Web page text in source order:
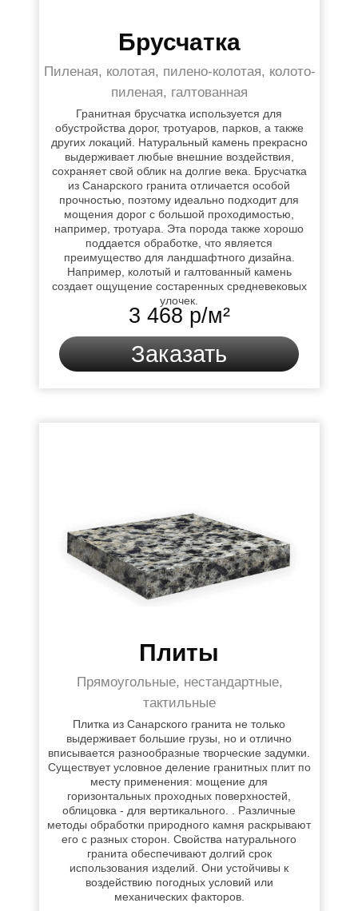
Заказать
Брусчатка
Гранитная брусчатка используется для
обустройства дорог, тротуаров, парков, а также
других локаций. Натуральный камень прекрасно
выдерживает любые внешние воздействия,
сохраняет свой облик на долгие века. Брусчатка
из Санарского гранита отличается особой
прочностью, поэтому идеально подходит для
мощения дорог с большой проходимостью,
например, тротуара. Эта порода также хорошо
поддается обработке, что является
преимущество для ландшафтного дизайна.
Например, колотый и галтованный камень
создает ощущение состаренных средневековых
улочек.
Пиленая, колотая, пилено-колотая, колото-
пиленая, галтованная
3 468 р/м²
Прямоугольные, нестандартные,
тактильные
Плитка из Санарского гранита не только
выдерживает большие грузы, но и отлично
вписывается разнообразные творческие задумки.
Существует условное деление гранитных плит по
месту применения: мощение для
горизонтальных проходных поверхностей,
облицовка - для вертикального. . Различные
методы обработки природного камня раскрывают
его с разных сторон. Свойства натурального
гранита обеспечивают долгий срок
использования изделий. Они устойчивы к
воздействию погодных условий или
механических факторов.
Плиты